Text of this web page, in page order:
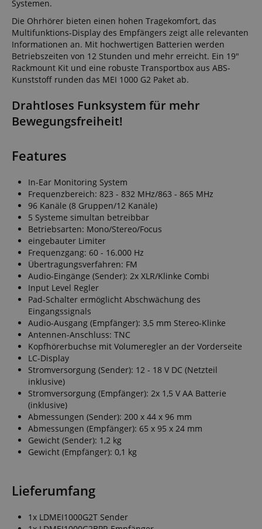
Systemen.
Die Ohrhörer bieten einen hohen Tragekomfort, das
Multifunktions-Display des Empfängers zeigt alle relevanten
Informationen an. Mit hochwertigen Batterien werden
Betriebszeiten von 12 Stunden und mehr erreicht. Ein 19"
Rackmount Kit und eine robuste Transportbox aus ABS-
Kunststoff runden das MEI 1000 G2 Paket ab.
Drahtloses Funksystem für mehr
Bewegungsfreiheit!
Features
In-Ear Monitoring System
Frequenzbereich: 823 - 832 MHz/863 - 865 MHz
96 Kanäle (8 Gruppen/12 Kanäle)
5 Systeme simultan betreibbar
Betriebsarten: Mono/Stereo/Focus
eingebauter Limiter
Frequenzgang: 60 - 16.000 Hz
Übertragungsverfahren: FM
Audio-Eingänge (Sender): 2x XLR/Klinke Combi
Input Level Regler
Pad-Schalter ermöglicht Abschwächung des
Eingangssignals
Audio-Ausgang (Empfänger): 3,5 mm Stereo-Klinke
Antennen-Anschluss: TNC
Kopfhörerbuchse mit Volumeregler an der Vorderseite
LC-Display
Stromversorgung (Sender): 12 - 18 V DC (Netzteil
inklusive)
Stromversorgung (Empfänger): 2x 1,5 V AA Batterie
(inklusive)
Abmessungen (Sender): 200 x 44 x 96 mm
Abmessungen (Empfänger): 65 x 95 x 24 mm
Gewicht (Sender): 1,2 kg
Gewicht (Empfänger): 0,1 kg
Lieferumfang
1x LDMEI1000G2T Sender